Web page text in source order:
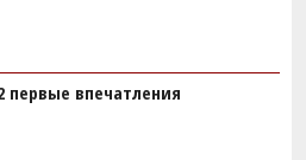
первые впечатления